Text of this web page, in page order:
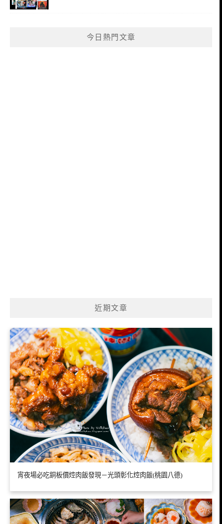
今日熱門文章
近期文章
宵夜場必吃銅板價焢肉飯發現－光頭彰化焢肉飯(桃園八德)